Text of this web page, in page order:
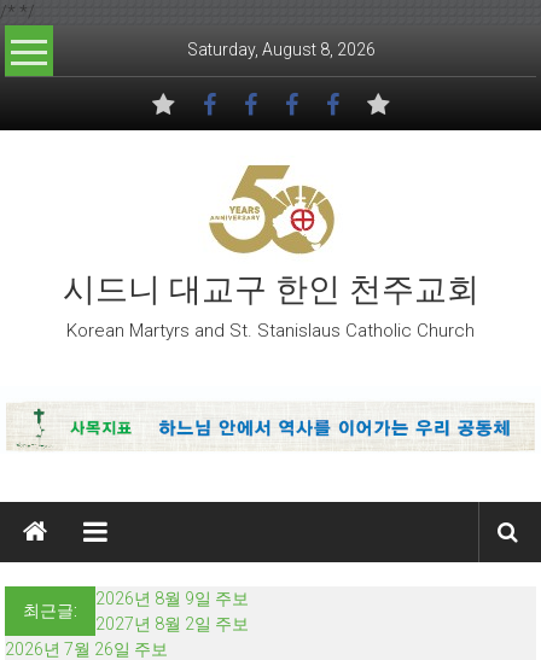
/* */
Skip to content
Saturday, August 8, 2026
시드니 대교구 한인 천주교회
Korean Martyrs and St. Stanislaus Catholic Church
최근글:
2026년 8월 9일 주보
2027년 8월 2일 주보
2026년 7월 26일 주보